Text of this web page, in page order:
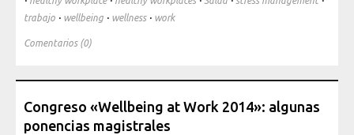
trabajo · wellbeing · wellness· work
Comentarios (0)
Congreso «Wellbeing at Work 2014»: algunas
ponencias magistrales